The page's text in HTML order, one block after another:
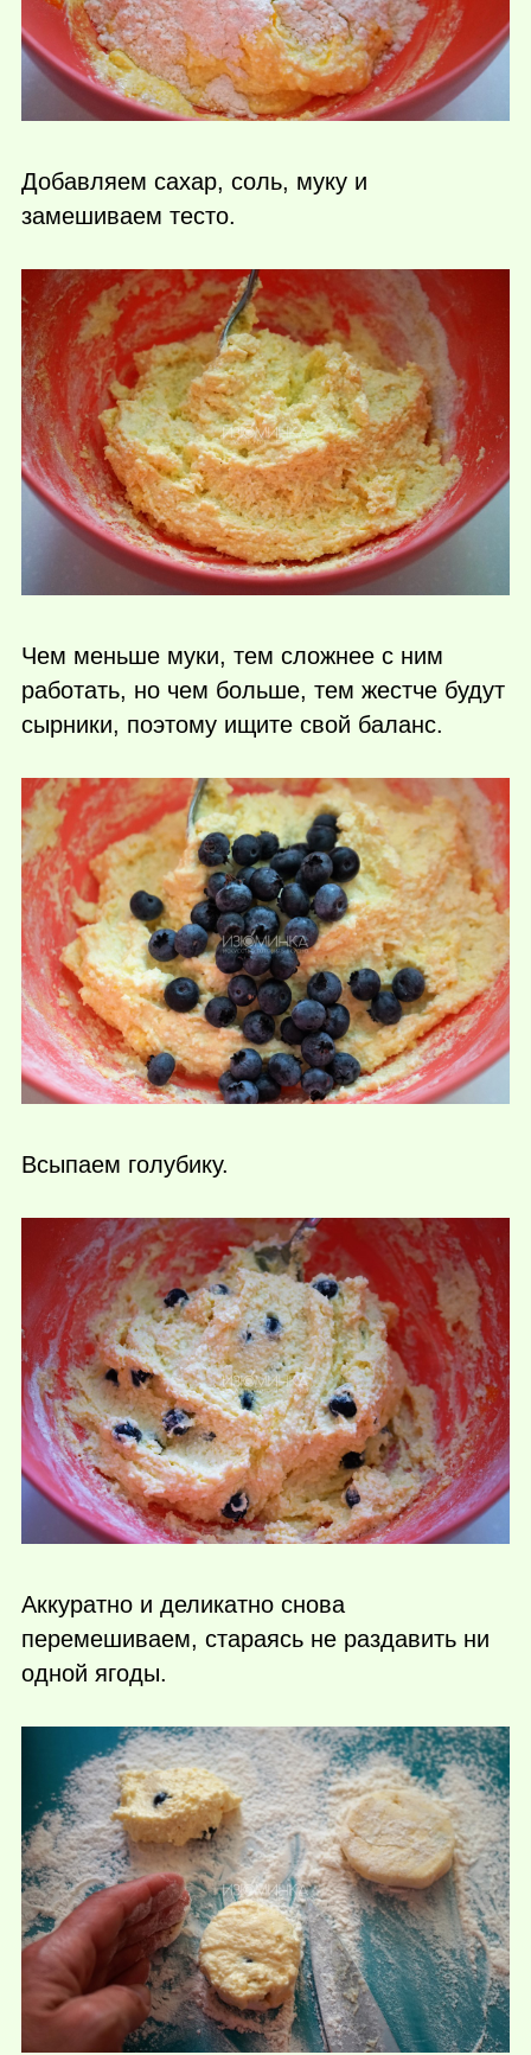
Добавляем сахар, соль, муку и
замешиваем тесто.
Чем меньше муки, тем сложнее с ним
работать, но чем больше, тем жестче будут
сырники, поэтому ищите свой баланс.
Всыпаем голубику.
Аккуратно и деликатно снова
перемешиваем, стараясь не раздавить ни
одной ягоды.